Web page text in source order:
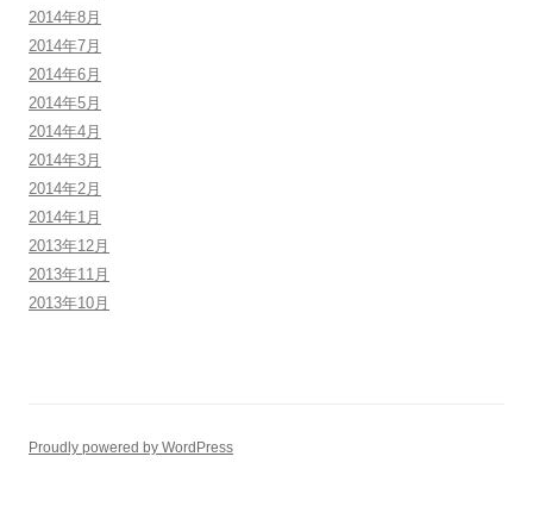
2014年8月
2014年7月
2014年6月
2014年5月
2014年4月
2014年3月
2014年2月
2014年1月
2013年12月
2013年11月
2013年10月
Proudly powered by WordPress